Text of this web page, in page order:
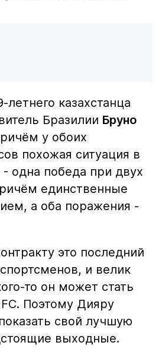
казахстанца
Бразилии Бруно
у обоих
похожая ситуация в
- одна победа при двух
единственные
а оба поражения -
это последний
и велик
то он может стать
Поэтому Дияру
свой лучшую
выходные.